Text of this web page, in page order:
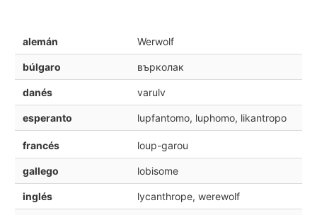
alemán Werwolf
búlgaro върколак
danés varulv
esperanto lupfantomo, luphomo, likantropo
francés loup-garou
gallego lobisome
inglés lycanthrope, werewolf